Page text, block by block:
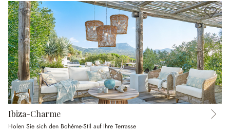
Ibiza-Charme
Holen Sie sich den Bohéme-Stil auf Ihre Terrasse